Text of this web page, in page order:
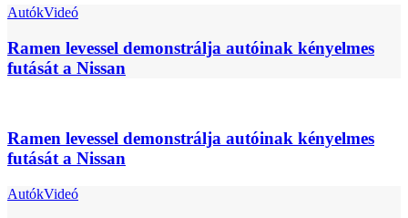
AutókVideó
Ramen levessel demonstrálja autóinak kényelmes
futását a Nissan
Ramen levessel demonstrálja autóinak kényelmes
futását a Nissan
AutókVideó